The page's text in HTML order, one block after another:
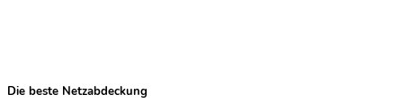
Die beste Netzabdeckung